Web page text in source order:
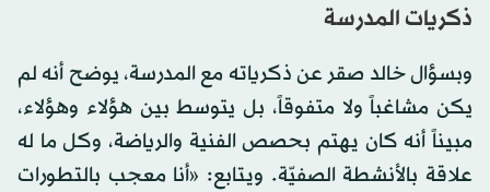
ذكريات المدرسة
وبسؤال خالد صقر عن ذكرياته مع المدرسة، يوضح أنه لم
يكن مشاغباً ولا متفوقاً، بل يتوسط بين هؤلاء وهؤلاء،
مبيناً أنه كان يهتم بحصص الفنية والرياضة، وكل ما له
علاقة بالأنشطة الصفيّة. ويتابع: «أنا معجب بالتطورات